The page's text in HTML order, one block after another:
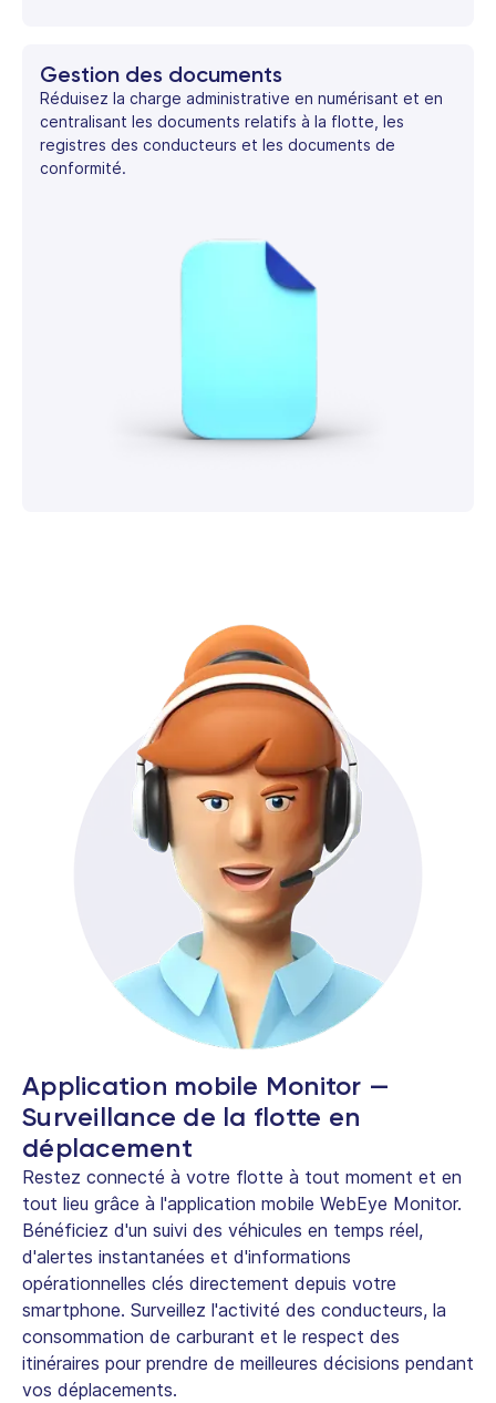
Gestion des documents
Réduisez la charge administrative en numérisant et en
centralisant les documents relatifs à la flotte, les
registres des conducteurs et les documents de
conformité.
Application mobile Monitor —
Surveillance de la flotte en
déplacement
Restez connecté à votre flotte à tout moment et en
tout lieu grâce à l'application mobile WebEye Monitor.
Bénéficiez d'un suivi des véhicules en temps réel,
d'alertes instantanées et d'informations
opérationnelles clés directement depuis votre
smartphone. Surveillez l'activité des conducteurs, la
consommation de carburant et le respect des
itinéraires pour prendre de meilleures décisions pendant
vos déplacements.